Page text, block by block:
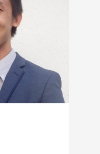
Yanni能够精
、兴趣特长及
定个性化升学
国家教育体系
解家长与学生
与挑战，擅长
发，寻找最匹
探访寄宿学
录取偏好及校
。迄今为止，
菲利普斯埃克